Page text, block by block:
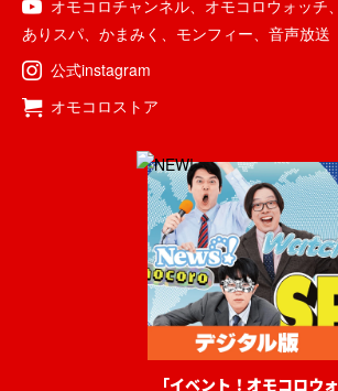
オモコロチャンネル、 オモコロウォッチ、
ありスパ、 かまみく 、 モンフィー、 音声放送
公式instagram
オモコロストア
「イベント！オモコロウォ